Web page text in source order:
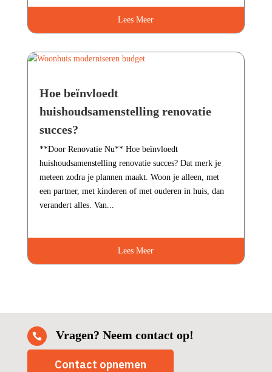
Lees Meer
Hoe beïnvloedt
huishoudsamenstelling renovatie
succes?
**Door Renovatie Nu** Hoe beïnvloedt
huishoudsamenstelling renovatie succes? Dat merk je
meteen zodra je plannen maakt.​ Woon je alleen, met
een partner, met kinderen of met ouderen in huis, dan
verandert alles.​ Van...
Lees Meer
 Vragen? Neem contact op!
Contact opnemen